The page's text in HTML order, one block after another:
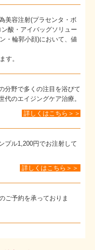
美容注射(プラセンタ・ボ
酸・アイバッグソリュー
・輪郭小顔)において、値
す。
分野で多くの注目を浴びて
代のエイジングケア治療。
詳しくはこちら＞＞
プル1,200円でお注射して
詳しくはこちら＞＞
ご予約を承っておりま